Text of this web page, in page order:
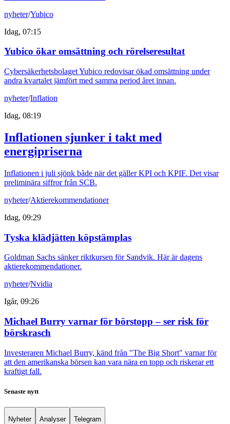
nyheter/Yubico
Idag, 07:15
Yubico ökar omsättning och rörelseresultat
Cybersäkerhetsbolaget Yubico redovisar ökad omsättning under
andra kvartalet jämfört med samma period året innan.
nyheter/Inflation
Idag, 08:19
Inflationen sjunker i takt med
energipriserna
Inflationen i juli sjönk både när det gäller KPI och KPIF. Det visar
preliminära siffror från SCB.
nyheter/Aktierekommendationer
Idag, 09:29
Tyska klädjätten köpstämplas
Goldman Sachs sänker riktkursen för Sandvik. Här är dagens
aktierekommendationer.
nyheter/Nvidia
Igår, 09:26
Michael Burry varnar för börstopp – ser risk för
börskrasch
Investeraren Michael Burry, känd från "The Big Short" varnar för
att den amerikanska börsen kan vara nära en topp och riskerar ett
kraftigt fall.
Senaste nytt
Nyheter Analyser Telegram